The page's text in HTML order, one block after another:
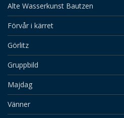
Alte Wasserkunst Bautzen
Förvår i kärret
Görlitz
Gruppbild
Majdag
Vänner